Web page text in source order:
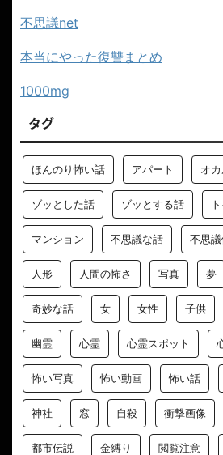
不思議net
本当にやった復讐まとめ
1000mg
タグ
ほんのり怖い話 アパート オカ
ゾッとした話 ゾッとする話
マンション 不思議な話 不思
人形 人間の怖さ 写真 夢
奇妙な話 女 女性 子供
幽霊 心霊 心霊スポット
怖い写真 怖い動画 怖い話
神社 窓 自殺 衝撃画像
都市伝説 金縛り 閲覧注意